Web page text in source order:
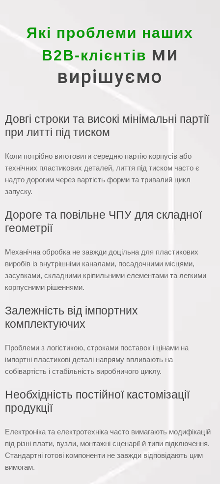
Які проблеми наших
B2B-клієнтів ми
вирішуємо
Довгі строки та високі мінімальні партії
при литті під тиском
Коли потрібно виготовити середню партію корпусів або
технічних пластикових деталей, лиття під тиском часто є
надто дорогим через вартість форми та тривалий цикл
запуску.
Дороге та повільне ЧПУ для складної
геометрії
Механічна обробка не завжди доцільна для пластикових
виробів із внутрішніми каналами, посадочними місцями,
засувками, складними кріпильними елементами та легкими
корпусними рішеннями.
Залежність від імпортних
комплектуючих
Проблеми з логістикою, строками поставок і цінами на
імпортні пластикові деталі напряму впливають на
собівартість і стабільність виробничого циклу.
Необхідність постійної кастомізації
продукції
Електроніка та електротехніка часто вимагають модифікацій
під різні плати, вузли, монтажні сценарії й типи підключення.
Стандартні готові компоненти не завжди відповідають цим
вимогам.